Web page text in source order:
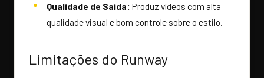
Qualidade de Saída: Produz vídeos com alta
qualidade visual e bom controle sobre o estilo.
Limitações do Runway